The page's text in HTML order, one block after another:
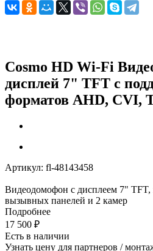
Cosmo HD Wi-Fi
дисплей 7" TFT с
форматов AHD, CVI,
Артикул: fl-48143458
Видеодомофон с дисплеем 7"
вызывных панелей и 2 камер
Подробнее
17 500 ₽
Есть в наличии
Узнать цену для партнеров /